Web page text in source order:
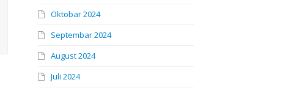
Oktobar 2024
Septembar 2024
August 2024
Juli 2024